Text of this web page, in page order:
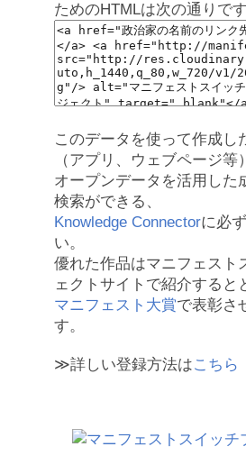
ためのHTMLは次の通りです
このデータを使って作成し
（アプリ、ウェブページ等
オープンデータを活用した
検索ができる、
Knowledge Connectorに必
い。
優れた作品はマニフェスト
ェクトサイトで紹介すると
マニフェスト大賞で表彰さ
す。
≫詳しい登録方法はこちら